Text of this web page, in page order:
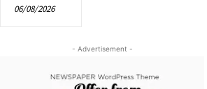
06/08/2026
- Advertisement -